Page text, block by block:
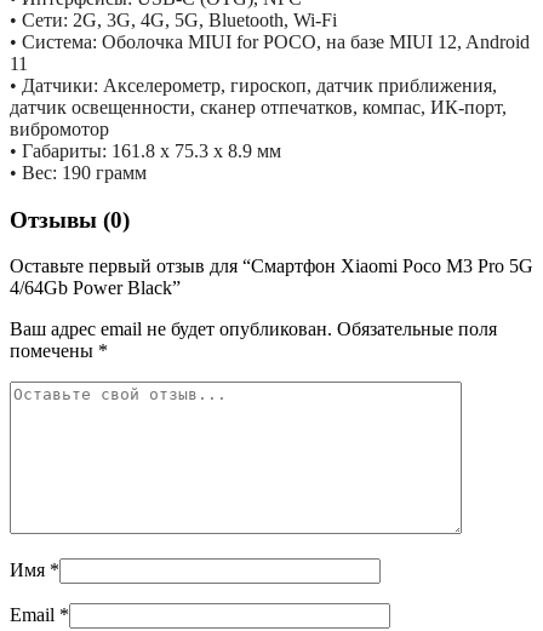
• Сети: 2G, 3G, 4G, 5G, Bluetooth, Wi-Fi
• Система: Оболочка MIUI for POCO, на базе MIUI 12, Android
11
• Датчики: Акселерометр, гироскоп, датчик приближения,
датчик освещенности, сканер отпечатков, компас, ИК-порт,
вибромотор
• Габариты: 161.8 x 75.3 x 8.9 мм
• Вес: 190 грамм
Отзывы (0)
Оставьте первый отзыв для “Смартфон Xiaomi Poco M3 Pro 5G
4/64Gb Power Black”
Ваш адрес email не будет опубликован. Обязательные поля
помечены *
Имя *
Email *